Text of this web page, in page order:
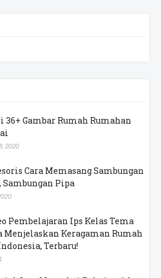
36+ Gambar Rumah Rumahan
2020
Cara Memasang Sambungan
Sambungan Pipa
Pembelajaran Ips Kelas Tema
Menjelaskan Keragaman Rumah
Terbaru!